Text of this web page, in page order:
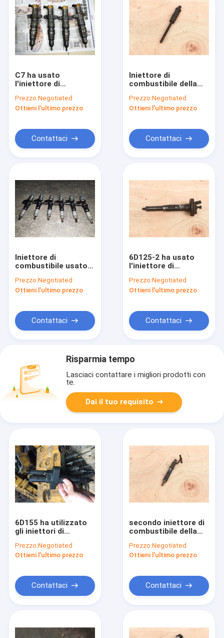
C7 ha usato
l'iniettore di
iniettori di
combustibile della
E329D 387-9427
Prezzo:Negotiated
Ottieni l'ultimo prezzo
Contattaci
Iniettore di
combustibile della
secondo per
l'escavatore E330B
Prezzo:Negotiated
Ottieni l'ultimo prezzo
Contattaci
Iniettore di
combustibile usato
2900 8982592900 per
l'escavatore ZX670-3
Prezzo:Negotiated
Ottieni l'ultimo prezzo
Contattaci
6D125-2 ha usato
l'iniettore di
motore diesel per
l'escavatore PC400-6
Prezzo:Negotiated
Ottieni l'ultimo prezzo
Contattaci
Risparmia tempo
Lasciaci contattare i migliori prodotti con
te.
Dai il tuo requisito
6D155 ha utilizzato
gli iniettori di
l'iniezione 6127-11-
3104 per
Bulldozer D355-A
Prezzo:Negotiated
Ottieni l'ultimo prezzo
Contattaci
secondo iniettore di
combustibile della
iniettore di
combustibile del
l'escavatore HD512
SK230-6E
Prezzo:Negotiated
Ottieni l'ultimo prezzo
Contattaci